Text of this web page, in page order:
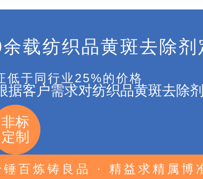
载纺织品黄斑去除剂
低于同行业25%的价格
据客户需求对纺织品黄斑去除
非标
定制
锤百炼铸良品 · 精益求精属博